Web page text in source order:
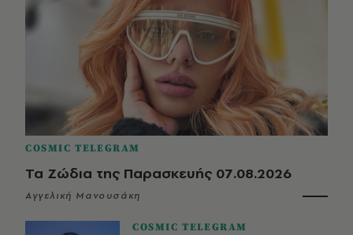
COSMIC TELEGRAM
Τα Ζώδια της Παρασκευής 07.08.2026
Αγγελική Μανουσάκη
COSMIC TELEGRAM